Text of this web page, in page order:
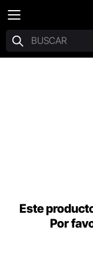
Este
Por